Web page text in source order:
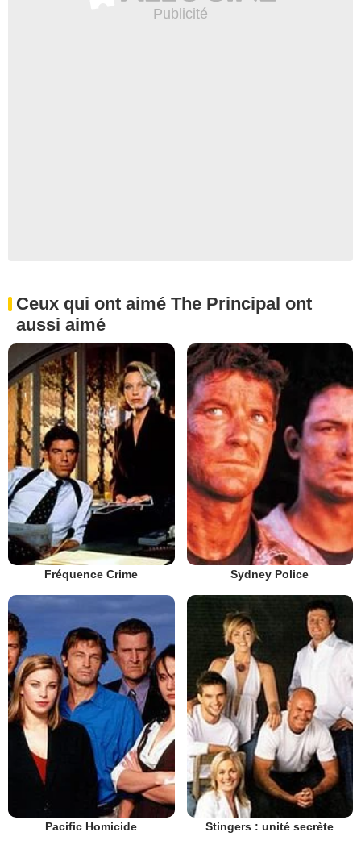
Ceux qui ont aimé The Principal ont
aussi aimé
Fréquence Crime Sydney Police
Pacific Homicide Stingers : unité secrète